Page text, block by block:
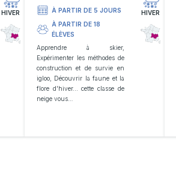
HIVER
À PARTIR DE 5 JOURS
À PARTIR DE 18
ÉLÈVES
Apprendre à skier,
Expérimenter les méthodes de
construction et de survie en
igloo, Découvrir la faune et la
flore d'hiver... cette classe de
neige vous…
HIVER